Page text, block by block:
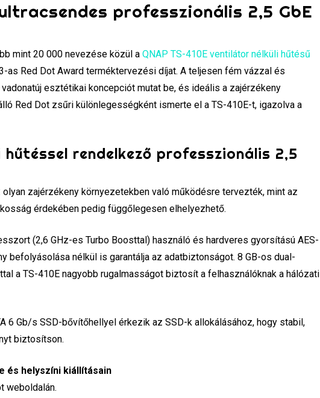
professzionális 2,5 GbE
mint 20 000 nevezése közül aQNAP TS-410E ventilátor nélküli hűtésű
as Red Dot Award terméktervezési díjat. A teljesen fém vázzal és
esztétikai koncepciót mutat be, és ideális a zajérzékeny
Red Dot zsűri különlegességként ismerte el a TS-410E-t, igazolva a
rendelkező professzionális 2,5
zajérzékeny környezetekben való működésre tervezték, mint az
érdekében pedig függőlegesen elhelyezhető.
(2,6 GHz-es Turbo Boosttal) használó és hardveres gyorsítású AES-
nélkül is garantálja az adatbiztonságot. 8 GB-os dual-
a TS-410E nagyobb rugalmasságot biztosít a felhasználóknak a hálózati
6 Gb/s SSD-bővítőhellyel érkezik az SSD-k allokálásához, hogy stabil,
biztosítson.
és helyszíni kiállításain
weboldalán.